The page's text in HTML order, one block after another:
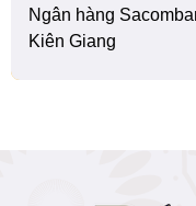
Ngân hàng
Kiên Giang